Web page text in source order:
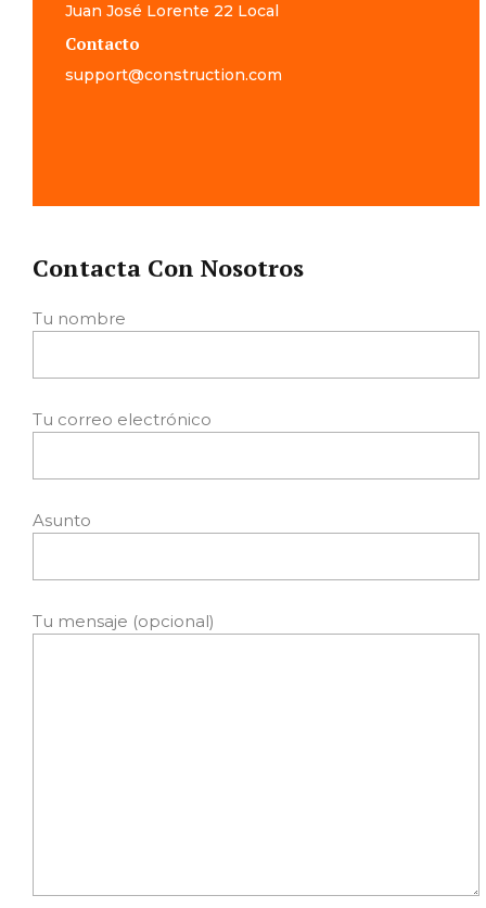
Juan José Lorente 22 Local
Contacto
support@construction.com
Contacta Con Nosotros
Tu nombre
Tu correo electrónico
Asunto
Tu mensaje (opcional)